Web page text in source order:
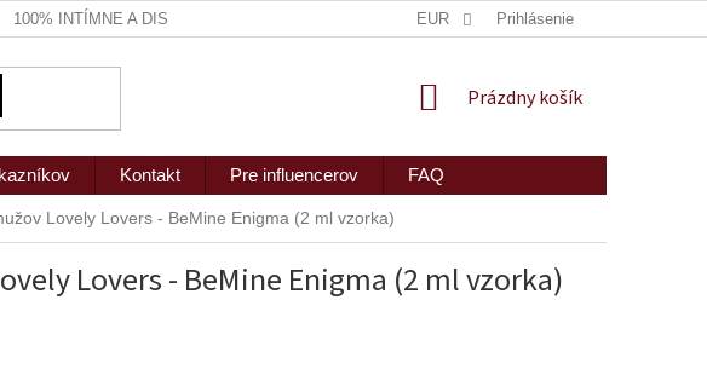
100% INTÍMNE A DISKRÉTNE ZASLANIE MAPA SERVERU 2PEOPLE S.R.O.
EUR Prihlásenie
NÁKUPNÝ
Prázdny košík
Kontakt Pre influencerov FAQ
Lovely Lovers - BeMine Enigma (2 ml vzorka)
Lovers - BeMine Enigma (2 ml vzorka)